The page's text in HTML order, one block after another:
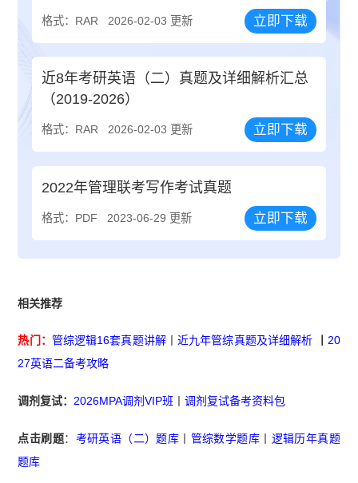
格式：RAR 2026-02-03 更新 立即下载
近8年考研英语（二）真题及详细解析汇总
（2019-2026）
格式：RAR 2026-02-03 更新 立即下载
2022年管理联考写作考试真题
格式：PDF 2023-06-29 更新 立即下载
相关推荐
热门： 管综逻辑16套真题讲解丨近九年管综真题及详细解析
20
27英语二备考攻略
调剂复试：2026MPA调剂VIP班 丨调剂复试备考资料包
点击刷题： 考研英语（二）题库 管综数学题库
逻辑历年真题
题库